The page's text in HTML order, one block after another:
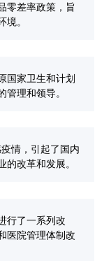
零差率政策，旨
境。
国家卫生和计划
管理和领导。
情，引起了国内
的改革和发展。
行了一系列改
医院管理体制改